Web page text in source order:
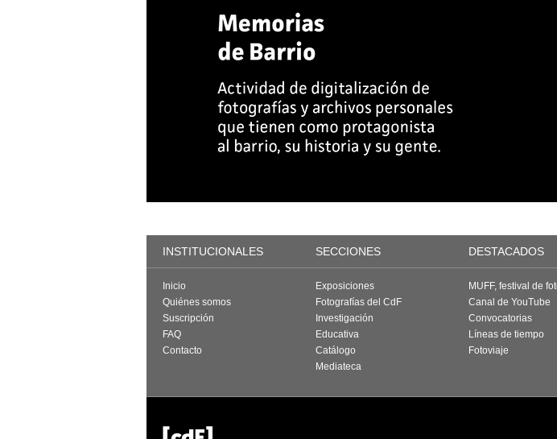
INSTITUCIONALES SECCIONES DESTACADOS
Inicio
Quiénes somos
Suscripción
FAQ
Contacto
Exposiciones
Fotografías del CdF
Investigación
Educativa
Catálogo
Mediateca
MUFF, festival de
Canal de YouTube
Convocatorias
Líneas de tiempo
Fotoviaje